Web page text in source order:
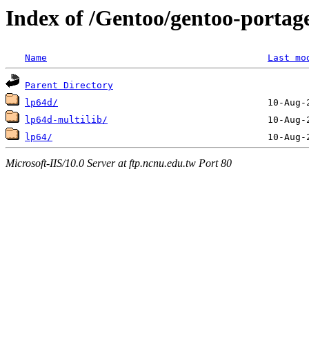
Index of /Gentoo/gentoo-
Name Last
Parent Directory
lp64d/
lp64d-multilib/
lp64/
Microsoft-IIS/10.0 Server at ftp.ncnu.edu.tw Port 80